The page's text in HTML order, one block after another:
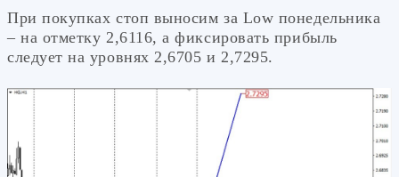
При покупках стоп выносим за Low понедельника
– на отметку 2,6116, а фиксировать прибыль
следует на уровнях 2,6705 и 2,7295.